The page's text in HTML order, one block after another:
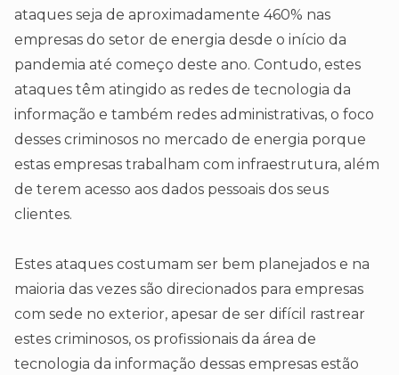
ataques seja de aproximadamente 460% nas
empresas do setor de energia desde o início da
pandemia até começo deste ano. Contudo, estes
ataques têm atingido as redes de tecnologia da
informação e também redes administrativas, o foco
desses criminosos no mercado de energia porque
estas empresas trabalham com infraestrutura, além
de terem acesso aos dados pessoais dos seus
clientes.
Estes ataques costumam ser bem planejados e na
maioria das vezes são direcionados para empresas
com sede no exterior, apesar de ser difícil rastrear
estes criminosos, os profissionais da área de
tecnologia da informação dessas empresas estão